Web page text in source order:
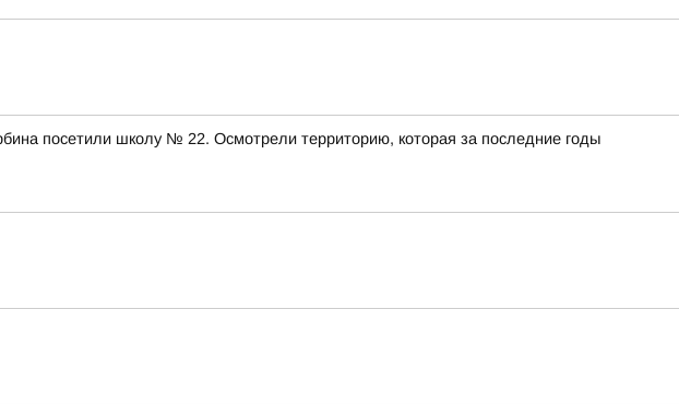
посетили школу № 22. Осмотрели территорию, которая за последние годы